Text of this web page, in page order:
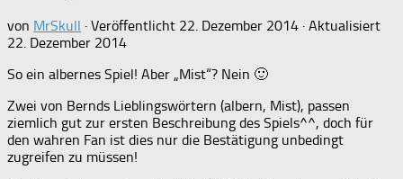
von MrSkull · Veröffentlicht 22. Dezember 2014 · Aktualisiert
22. Dezember 2014
So ein albernes Spiel! Aber „Mist“? Nein 🙂
Zwei von Bernds Lieblingswörtern (albern, Mist), passen
ziemlich gut zur ersten Beschreibung des Spiels^^, doch für
den wahren Fan ist dies nur die Bestätigung unbedingt
zugreifen zu müssen!